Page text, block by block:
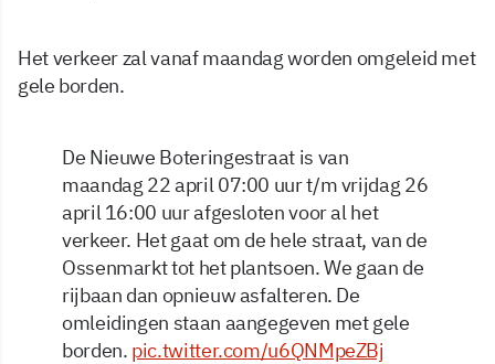
Het verkeer zal vanaf maandag worden omgeleid met
gele borden.
De Nieuwe Boteringestraat is van
maandag 22 april 07:00 uur t/m vrijdag 26
april 16:00 uur afgesloten voor al het
verkeer. Het gaat om de hele straat, van de
Ossenmarkt tot het plantsoen. We gaan de
rijbaan dan opnieuw asfalteren. De
omleidingen staan aangegeven met gele
borden. pic.twitter.com/u6QNMpeZBj